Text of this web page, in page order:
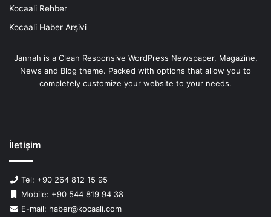
Kocaali Rehber
Kocaali Haber Arşivi
Jannah is a Clean Responsive WordPress Newspaper, Magazine,
News and Blog theme. Packed with options that allow you to
completely customize your website to your needs.
İletişim
Tel: +90 264 812 15 95
Mobile: +90 544 819 94 38
E-mail: haber@kocaali.com